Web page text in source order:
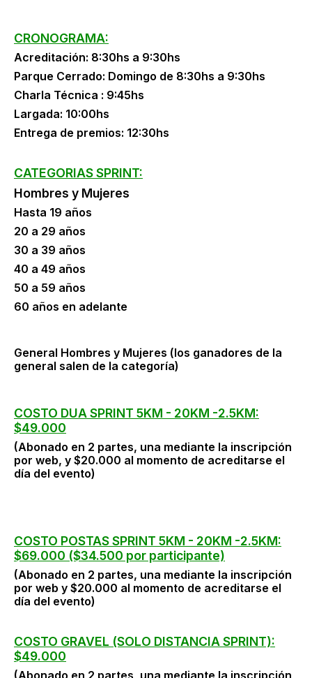
CRONOGRAMA:
Acreditación: 8:30hs a 9:30hs
Parque Cerrado: Domingo de 8:30hs a 9:30hs
Charla Técnica : 9:45hs
Largada: 10:00hs
Entrega de premios: 12:30hs
CATEGORIAS SPRINT:
Hombres y Mujeres
Hasta 19 años
20 a 29 años
30 a 39 años
40 a 49 años
50 a 59 años
60 años en adelante
General Hombres y Mujeres (los ganadores de la
general salen de la categoría)
COSTO DUA SPRINT 5KM - 20KM -2.5KM:
$49.000
(Abonado en 2 partes, una mediante la inscripción
por web, y $20.000 al momento de acreditarse el
día del evento)
COSTO POSTAS SPRINT 5KM - 20KM -2.5KM:
$69.000 ($34.500 por participante)
(Abonado en 2 partes, una mediante la inscripción
por web y $20.000 al momento de acreditarse el
día del evento)
COSTO GRAVEL (SOLO DISTANCIA SPRINT):
$49.000
(Abonado en 2 partes, una mediante la inscripción